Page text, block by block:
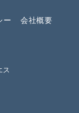
ー 会社概要
ス